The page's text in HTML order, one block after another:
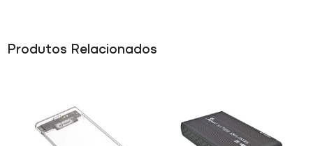
Produtos Relacionados